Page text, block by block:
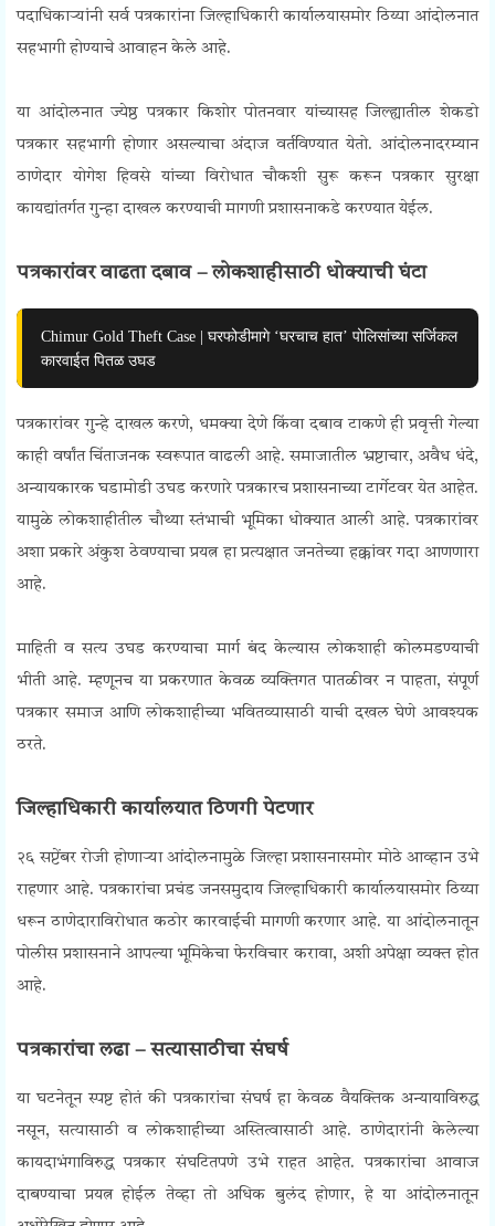
पदाधिकाऱ्यांनी सर्व पत्रकारांना जिल्हाधिकारी कार्यालयासमोर ठिय्या आंदोलनात
सहभागी होण्याचे आवाहन केले आहे.
या आंदोलनात ज्येष्ठ पत्रकार किशोर पोतनवार यांच्यासह जिल्ह्यातील शेकडो
पत्रकार सहभागी होणार असल्याचा अंदाज वर्तविण्यात येतो. आंदोलनादरम्यान
ठाणेदार योगेश हिवसे यांच्या विरोधात चौकशी सुरू करून पत्रकार सुरक्षा
कायद्यांतर्गत गुन्हा दाखल करण्याची मागणी प्रशासनाकडे करण्यात येईल.
पत्रकारांवर वाढता दबाव – लोकशाहीसाठी धोक्याची घंटा
Chimur Gold Theft Case | घरफोडीमागे ‘घरचाच हात’ पोलिसांच्या सर्जिकल
कारवाईत पितळ उघड
पत्रकारांवर गुन्हे दाखल करणे, धमक्या देणे किंवा दबाव टाकणे ही प्रवृत्ती गेल्या
काही वर्षांत चिंताजनक स्वरूपात वाढली आहे. समाजातील भ्रष्टाचार, अवैध धंदे,
अन्यायकारक घडामोडी उघड करणारे पत्रकारच प्रशासनाच्या टार्गेटवर येत आहेत.
यामुळे लोकशाहीतील चौथ्या स्तंभाची भूमिका धोक्यात आली आहे. पत्रकारांवर
अशा प्रकारे अंकुश ठेवण्याचा प्रयत्न हा प्रत्यक्षात जनतेच्या हक्कांवर गदा आणणारा
आहे.
माहिती व सत्य उघड करण्याचा मार्ग बंद केल्यास लोकशाही कोलमडण्याची
भीती आहे. म्हणूनच या प्रकरणात केवळ व्यक्तिगत पातळीवर न पाहता, संपूर्ण
पत्रकार समाज आणि लोकशाहीच्या भवितव्यासाठी याची दखल घेणे आवश्यक
ठरते.
जिल्हाधिकारी कार्यालयात ठिणगी पेटणार
२६ सप्टेंबर रोजी होणाऱ्या आंदोलनामुळे जिल्हा प्रशासनासमोर मोठे आव्हान उभे
राहणार आहे. पत्रकारांचा प्रचंड जनसमुदाय जिल्हाधिकारी कार्यालयासमोर ठिय्या
धरून ठाणेदाराविरोधात कठोर कारवाईची मागणी करणार आहे. या आंदोलनातून
पोलीस प्रशासनाने आपल्या भूमिकेचा फेरविचार करावा, अशी अपेक्षा व्यक्त होत
आहे.
पत्रकारांचा लढा – सत्यासाठीचा संघर्ष
या घटनेतून स्पष्ट होतं की पत्रकारांचा संघर्ष हा केवळ वैयक्तिक अन्यायाविरुद्ध
नसून, सत्यासाठी व लोकशाहीच्या अस्तित्वासाठी आहे. ठाणेदारांनी केलेल्या
कायदाभंगाविरुद्ध पत्रकार संघटितपणे उभे राहत आहेत. पत्रकारांचा आवाज
दाबण्याचा प्रयत्न होईल तेव्हा तो अधिक बुलंद होणार, हे या आंदोलनातून